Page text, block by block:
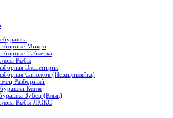
Микро
Таблетка
Рыбы
Эксцентрик
Сапожок (Незацепляйка)
Разборный
Кегля
Зубец (Клык)
Рыбы ЛЮКС